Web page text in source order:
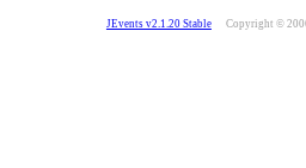
JEvents v2.1.20 Stable Copyright ©